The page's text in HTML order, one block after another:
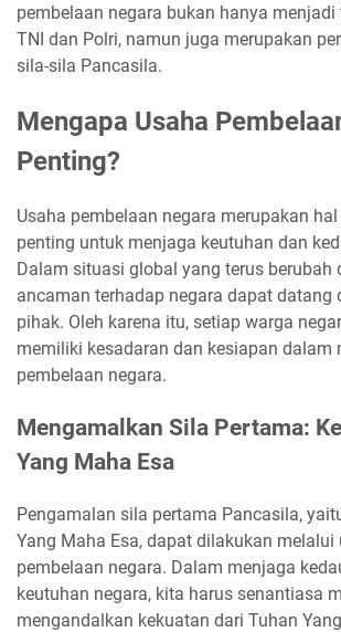
pembelaan negara bukan hanya
TNI dan Polri, namun juga merupakan
sila-sila Pancasila.
Mengapa Usaha
Penting?
Usaha pembelaan negara merupakan
penting untuk menjaga keutuhan dan
Dalam situasi global yang terus berubah
ancaman terhadap negara dapat datang
pihak. Oleh karena itu, setiap warga
memiliki kesadaran dan kesiapan dalam
pembelaan negara.
Mengamalkan Sila Pertama:
Yang Maha Esa
Pengamalan sila pertama Pancasila,
Yang Maha Esa, dapat dilakukan melalui
pembelaan negara. Dalam menjaga
keutuhan negara, kita harus senantiasa
mengandalkan kekuatan dari Tuhan